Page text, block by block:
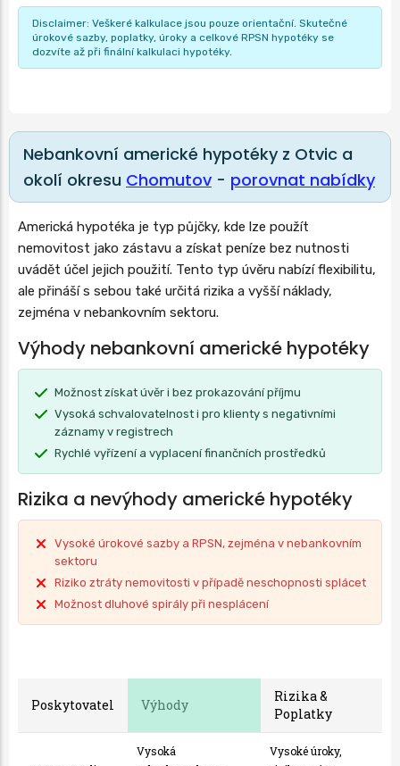
Disclaimer: Veškeré kalkulace jsou pouze orientační. Skutečné
úrokové sazby, poplatky, úroky a celkové RPSN hypotéky se
dozvíte až při finální kalkulaci hypotéky.
Nebankovní americké hypotéky z Otvic a
okolí okresu Chomutov - porovnat nabídky
Americká hypotéka je typ půjčky, kde lze použít
nemovitost jako zástavu a získat peníze bez nutnosti
uvádět účel jejich použití. Tento typ úvěru nabízí flexibilitu,
ale přináší s sebou také určitá rizika a vyšší náklady,
zejména v nebankovním sektoru.
Výhody nebankovní americké hypotéky
Možnost získat úvěr i bez prokazování příjmu
Vysoká schvalovatelnost i pro klienty s negativními
záznamy v registrech
Rychlé vyřízení a vyplacení finančních prostředků
Rizika a nevýhody americké hypotéky
Vysoké úrokové sazby a RPSN, zejména v nebankovním
sektoru
Riziko ztráty nemovitosti v případě neschopnosti splácet
Možnost dluhové spirály při nesplácení
Poskytovatel Výhody
Rizika &
Poplatky
Vysoká
Vysoké úroky,